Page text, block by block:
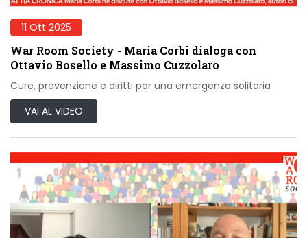
11 Ott 2025
War Room Society - Maria Corbi dialoga con
Ottavio Bosello e Massimo Cuzzolaro
Cure, prevenzione e diritti per una emergenza solitaria
VAI AL VIDEO